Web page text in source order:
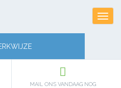
MAIL ONS VANDAAG NOG